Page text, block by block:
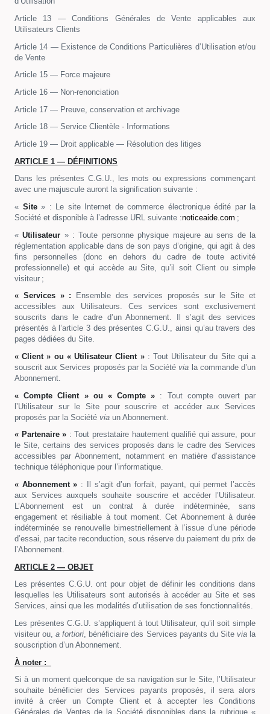
Article 13 — Conditions Générales de Vente applicables aux
Utilisateurs Clients
Article 14 — Existence de Conditions Particulières d’Utilisation et/ou
de Vente
Article 15 — Force majeure
Article 16 — Non-renonciation
Article 17 — Preuve, conservation et archivage
Article 18 — Service Clientèle - Informations
Article 19 — Droit applicable — Résolution des litiges
ARTICLE 1 — DÉFINITIONS
Dans les présentes C.G.U., les mots ou expressions commençant
avec une majuscule auront la signification suivante :
« Site» : Le site Internet de commerce électronique édité par la
Société et disponible à l’adresse URL suivante :noticeaide.com ;
«Utilisateur » : Toute personne physique majeure au sens de la
réglementation applicable dans de son pays d’origine, qui agit à des
fins personnelles (donc en dehors du cadre de toute activité
professionnelle) et qui accède au Site, qu’il soit Client ou simple
visiteur ;
« Services » : Ensemble des services proposés sur le Site et
accessibles aux Utilisateurs. Ces services sont exclusivement
souscrits dans le cadre d’un Abonnement. Il s’agit des services
présentés à l’article 3 des présentes C.G.U., ainsi qu’au travers des
pages dédiées du Site.
« Client » ou « Utilisateur Client » : Tout Utilisateur du Site qui a
souscrit aux Services proposés par la Sociétévia la commande d’un
Abonnement.
« Compte Client » ou « Compte » : Tout compte ouvert par
l’Utilisateur sur le Site pour souscrire et accéder aux Services
proposés par la Société via un Abonnement.
« Partenaire » : Tout prestataire hautement qualifié qui assure, pour
le Site, certains des services proposés dans le cadre des Services
accessibles par Abonnement, notamment en matière d’assistance
technique téléphonique pour l’informatique.
« Abonnement » : Il s’agit d’un forfait, payant, qui permet l’accès
aux Services auxquels souhaite souscrire et accéder l’Utilisateur.
L’Abonnement est un contrat à durée indéterminée, sans
engagement et résiliable à tout moment. Cet Abonnement à durée
indéterminée se renouvelle bimestriellement à l’issue d’une période
d’essai, par tacite reconduction, sous réserve du paiement du prix de
l’Abonnement.
ARTICLE 2 — OBJET
Les présentes C.G.U. ont pour objet de définir les conditions dans
lesquelles les Utilisateurs sont autorisés à accéder au Site et ses
Services, ainsi que les modalités d’utilisation de ses fonctionnalités.
Les présentes C.G.U. s’appliquent à tout Utilisateur, qu’il soit simple
visiteur ou,a fortiori , bénéficiaire des Services payants du Site via la
souscription d’un Abonnement.
À noter :
Si à un moment quelconque de sa navigation sur le Site, l’Utilisateur
souhaite bénéficier des Services payants proposés, il sera alors
invité à créer un Compte Client et à accepter les Conditions
Générales de Ventes de la Société disponibles dans la rubrique «